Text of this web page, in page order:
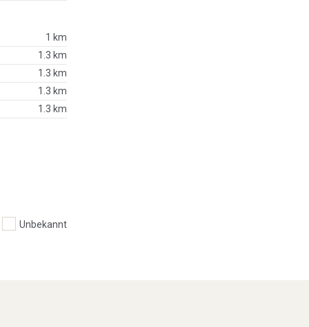
1 km
1.3 km
1.3 km
1.3 km
1.3 km
Unbekannt